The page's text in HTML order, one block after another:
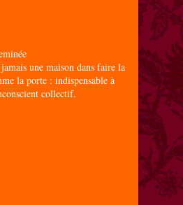
une maison dans faire la
la porte : indispensable à
collectif.